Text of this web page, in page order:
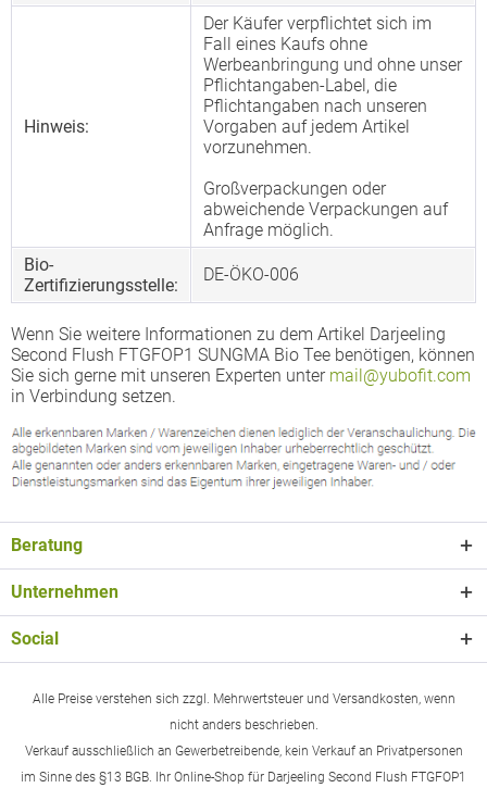
Hinweis:
Der Käufer verpflichtet sich im
Fall eines Kaufs ohne
Werbeanbringung und ohne unser
Pflichtangaben-Label, die
Pflichtangaben nach unseren
Vorgaben auf jedem Artikel
vorzunehmen.
Großverpackungen oder
abweichende Verpackungen auf
Anfrage möglich.
Bio-
Zertifizierungsstelle:
DE-ÖKO-006
Wenn Sie weitere Informationen zu dem Artikel Darjeeling
Second Flush FTGFOP1 SUNGMA Bio Tee benötigen, können
Sie sich gerne mit unseren Experten unter mail@yubofit.com
in Verbindung setzen.
Beratung
Unternehmen
Social
Alle Preise verstehen sich zzgl. Mehrwertsteuer und Versandkosten, wenn
nicht anders beschrieben.
Verkauf ausschließlich an Gewerbetreibende, kein Verkauf an Privatpersonen
im Sinne des §13 BGB. Ihr Online-Shop für Darjeeling Second Flush FTGFOP1